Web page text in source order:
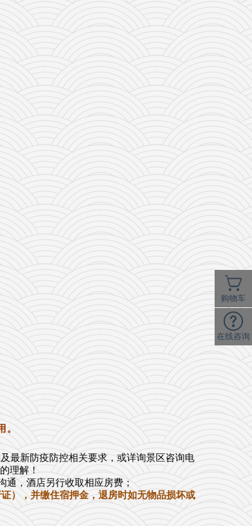
最新防疫防控相关要求，或详询景区咨询电
理解！
通，酒店另行收取相应房费；
），并缴住宿押金，退房时如无物品损坏或
购物车
在线咨询